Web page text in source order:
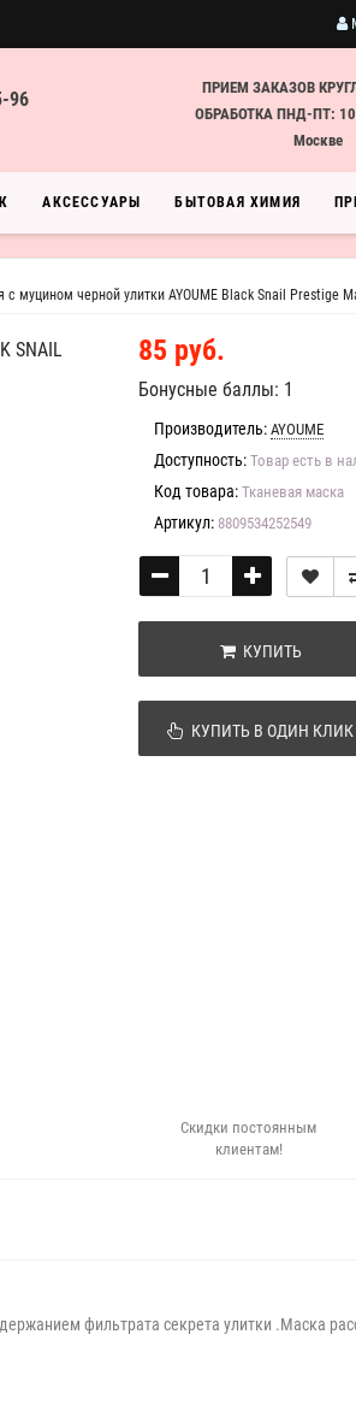
96
ПРИЕМ ЗАКАЗОВ
ОБРАБОТКА ПНД-ПТ:
Москве
АКСЕССУАРЫ БЫТОВАЯ ХИМИЯ
с муцином черной улитки AYOUME Black Snail Prestige
SNAIL 85 руб.
Бонусные баллы: 1
Производитель: AYOUME
Доступность: Товар есть в
Код товара: Тканевая маска
Артикул: 8809534252549
КУПИТЬ
КУПИТЬ В ОДИН КЛИК
Скидки постоянным
клиентам!
фильтрата секрета улитки .Маска